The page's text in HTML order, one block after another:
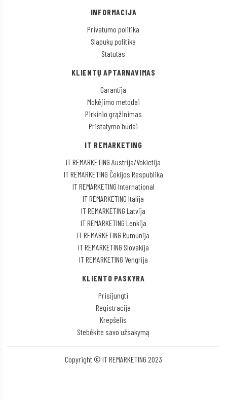
INFORMACIJA
Privatumo politika
Slapukų politika
Statutas
KLIENTŲ APTARNAVIMAS
Garantija
Mokėjimo metodai
Pirkinio grąžinimas
Pristatymo būdai
IT REMARKETING
IT REMARKETING Austrija/Vokietija
IT REMARKETING Čekijos Respublika
IT REMARKETING International
IT REMARKETING Italija
IT REMARKETING Latvija
IT REMARKETING Lenkija
IT REMARKETING Rumunija
IT REMARKETING Slovakija
IT REMARKETING Vengrija
KLIENTO PASKYRA
Prisijungti
Registracija
Krepšelis
Stebėkite savo užsakymą
Copyright © IT REMARKETING 2023